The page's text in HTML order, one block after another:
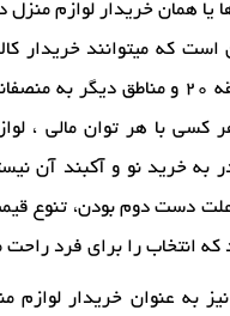
است که میتوانند خریدار
منزل شما در منطقه 20 و مناطق دیگر
کسی با هر توان مالی ،
به خرید نو و آکبند آن
علت دست دوم بودن، تنوع
که انتخاب را برای فرد راحت
به عنوان خریدار لوازم